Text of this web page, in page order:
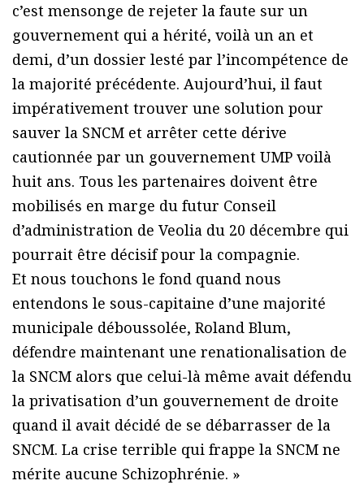
c’est mensonge de rejeter la faute sur un
gouvernement qui a hérité, voilà un an et
demi, d’un dossier lesté par l’incompétence de
la majorité précédente. Aujourd’hui, il faut
impérativement trouver une solution pour
sauver la SNCM et arrêter cette dérive
cautionnée par un gouvernement UMP voilà
huit ans. Tous les partenaires doivent être
mobilisés en marge du futur Conseil
d’administration de Veolia du 20 décembre qui
pourrait être décisif pour la compagnie.
Et nous touchons le fond quand nous
entendons le sous-capitaine d’une majorité
municipale déboussolée, Roland Blum,
défendre maintenant une renationalisation de
la SNCM alors que celui-là même avait défendu
la privatisation d’un gouvernement de droite
quand il avait décidé de se débarrasser de la
SNCM. La crise terrible qui frappe la SNCM ne
mérite aucune Schizophrénie. »